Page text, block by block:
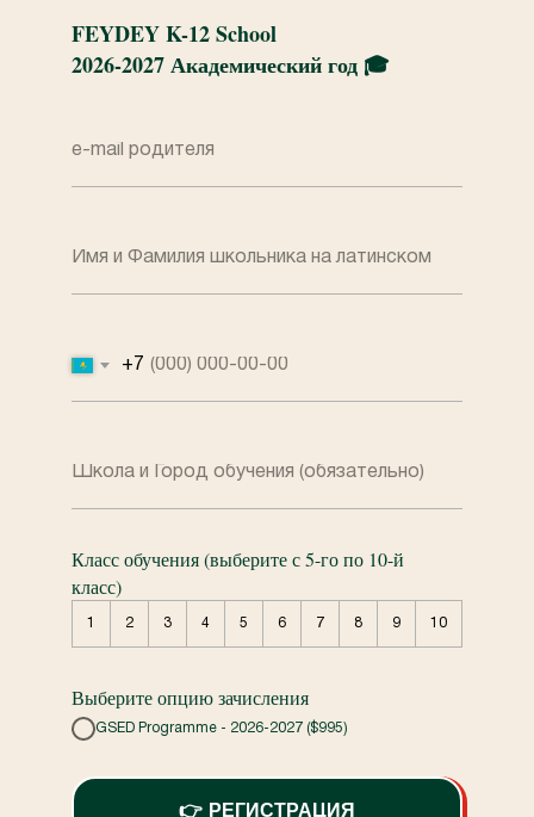
FEYDEY K-12 School
2026-2027 Академический год 🎓
+7
Класс обучения (выберите с 5-го по 10-й
класс)
2 3 4 5 6 7 8 9 10
Выберите опцию зачисления
GSED Programme - 2026-2027 ($995)
👉 РЕГИСТРАЦИЯ